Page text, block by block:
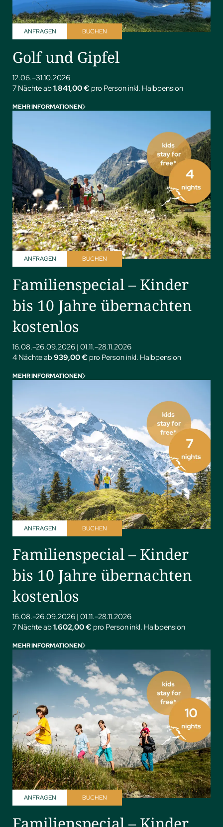
BUCHEN
ANFRAGEN
Golf und Gipfel
12.06.–31.10.2026
7 Nächte ab1.841,00 € pro Person inkl. Halbpension
MEHR INFORMATIONEN
BUCHEN
ANFRAGEN
Familienspecial – Kinder
bis 10 Jahre übernachten
kostenlos
16.08.–26.09.2026 | 01.11.–28.11.2026
4 Nächte ab939,00 € pro Person inkl. Halbpension
MEHR INFORMATIONEN
BUCHEN
ANFRAGEN
Familienspecial – Kinder
bis 10 Jahre übernachten
kostenlos
16.08.–26.09.2026 | 01.11.–28.11.2026
7 Nächte ab1.602,00 € pro Person inkl. Halbpension
MEHR INFORMATIONEN
BUCHEN
ANFRAGEN